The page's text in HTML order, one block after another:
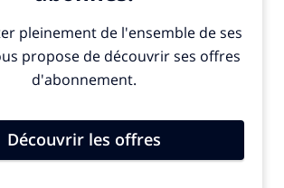
Agid, Olivier Lyon-Caen et par Jean
le numéro un en Europe.
de cœur, là encore une aventure
: celle que mène Yann Le Cun en
AMI Labs (Advanced Machine